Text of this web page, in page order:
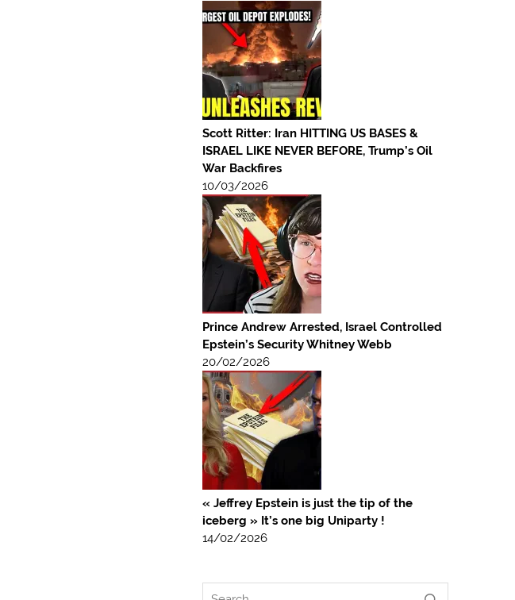
Scott Ritter: Iran HITTING US BASES &
ISRAEL LIKE NEVER BEFORE, Trump’s Oil
War Backfires
10/03/2026
Prince Andrew Arrested, Israel Controlled
Epstein’s Security Whitney Webb
20/02/2026
« Jeffrey Epstein is just the tip of the
iceberg » It’s one big Uniparty !
14/02/2026